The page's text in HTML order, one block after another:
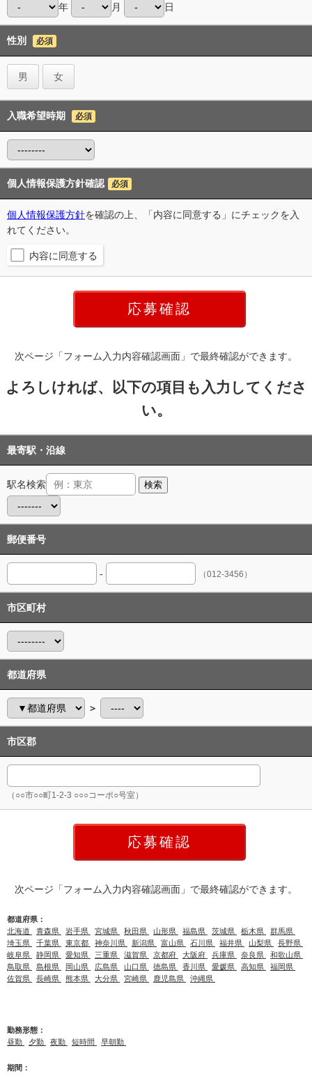
年 月 日
性別 必須
男 女
入職希望時期 必須
個人情報保護方針確認 必須
個人情報保護方針を確認の上、「内容に同意する」にチェックを入
れてください。
内容に同意する
次ページ「フォーム入力内容確認画面」で最終確認ができます。
よろしければ、以下の項目も入力してくださ
い。
最寄駅・沿線
駅名検索 検索
郵便番号
- （012-3456）
市区町村
都道府県
＞
市区郡
（○○市○○町1-2-3 ○○○コーポ○号室）
次ページ「フォーム入力内容確認画面」で最終確認ができます。
都道府県：
北海道
青森県 岩手県 宮城県 秋田県 山形県 福島県 茨城県 栃木県
群馬県
埼玉県
千葉県 東京都 神奈川県 新潟県 富山県 石川県 福井県 山梨県
長野県
岐阜県
静岡県 愛知県 三重県 滋賀県 京都府 大阪府 兵庫県 奈良県
和歌山県
鳥取県
島根県 岡山県 広島県 山口県 徳島県 香川県 愛媛県 高知県
福岡県
佐賀県
長崎県 熊本県 大分県 宮崎県 鹿児島県 沖縄県
勤務形態：
昼勤
夕勤 夜勤 短時間 早朝勤
期間：